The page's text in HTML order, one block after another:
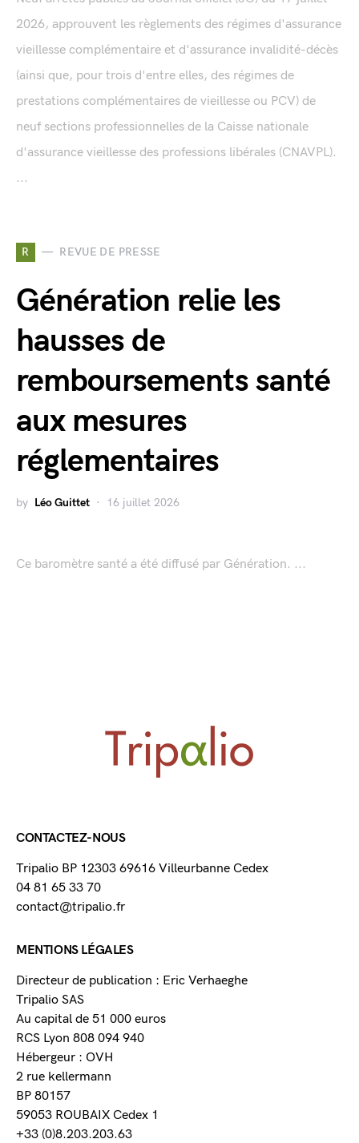
2026, approuvent les règlements des régimes d'assurance
vieillesse complémentaire et d'assurance invalidité-décès
(ainsi que, pour trois d'entre elles, des régimes de
prestations complémentaires de vieillesse ou PCV) de
neuf sections professionnelles de la Caisse nationale
d'assurance vieillesse des professions libérales (CNAVPL).
...
R REVUE DE PRESSE
Génération relie les
hausses de
remboursements santé
aux mesures
réglementaires
by Léo Guittet 16 juillet 2026
Ce baromètre santé a été diffusé par Génération. ...
CONTACTEZ-NOUS
Tripalio BP 12303 69616 Villeurbanne Cedex
04 81 65 33 70
contact@tripalio.fr
MENTIONS LÉGALES
Directeur de publication : Eric Verhaeghe
Tripalio SAS
Au capital de 51 000 euros
RCS Lyon 808 094 940
Hébergeur : OVH
2 rue kellermann
BP 80157
59053 ROUBAIX Cedex 1
+33 (0)8.203.203.63